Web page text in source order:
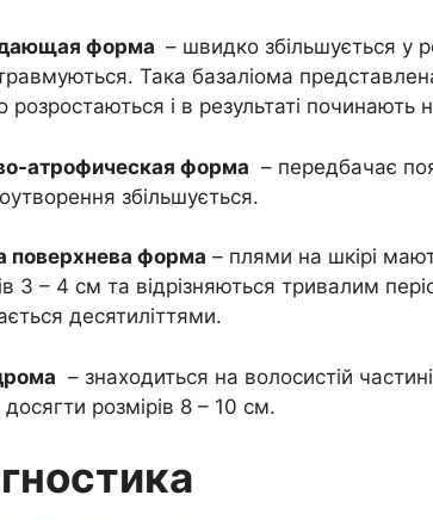
форма – швидко збільшується у
Така базаліома
розростаються і в результаті починають
атрофическая форма – передбачає
збільшується.
поверхнева форма – плями на шкірі
3 – 4 см та відрізняються тривалим
десятиліттями.
– знаходиться на волосистій
досягти розмірів 8 – 10 см.